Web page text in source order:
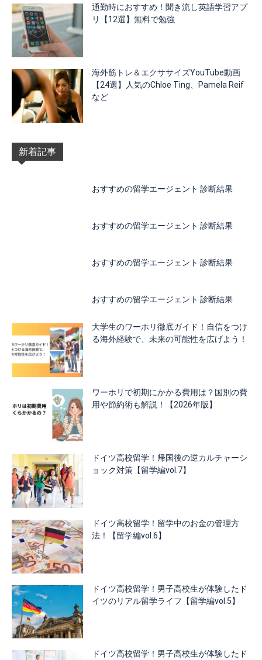
通勤時におすすめ！聞き流し英語学習アプ
リ【12選】無料で勉強
海外筋トレ＆エクササイズYouTube動画
【24選】人気のChloe Ting、Pamela Reif
など
新着記事
おすすめの留学エージェント 診断結果
おすすめの留学エージェント 診断結果
おすすめの留学エージェント 診断結果
おすすめの留学エージェント 診断結果
大学生のワーホリ徹底ガイド！自信をつけ
る海外経験で、未来の可能性を広げよう！
ワーホリで初期にかかる費用は？国別の費
用や節約術も解説！【2026年版】
ドイツ高校留学！帰国後の逆カルチャーシ
ョック対策【留学編vol.7】
ドイツ高校留学！留学中のお金の管理方
法！【留学編vol.6】
ドイツ高校留学！男子高校生が体験したド
イツのリアル留学ライフ【留学編vol.5】
ドイツ高校留学！男子高校生が体験したド